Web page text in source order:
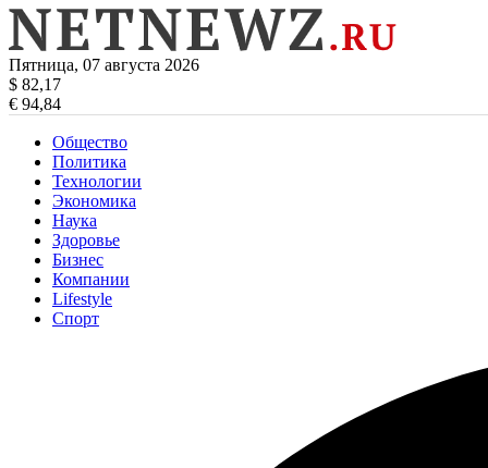
Пятница, 07 августа 2026
$ 82,17
€ 94,84
Общество
Политика
Технологии
Экономика
Наука
Здоровье
Бизнес
Компании
Lifestyle
Спорт